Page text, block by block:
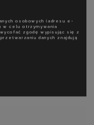
osobowych (adresu e-
w celu otrzymywania
zgodę wypisując się z
danych znajdują
często znajdują
glukozamina, kwas